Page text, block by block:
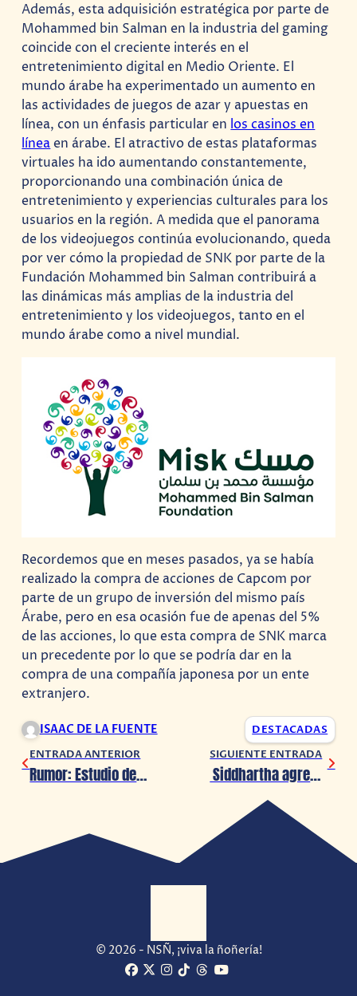
Además, esta adquisición estratégica por parte de
Mohammed bin Salman en la industria del gaming
coincide con el creciente interés en el
entretenimiento digital en Medio Oriente. El
mundo árabe ha experimentado un aumento en
las actividades de juegos de azar y apuestas en
línea, con un énfasis particular en los casinos en
líneaen árabe. El atractivo de estas plataformas
virtuales ha ido aumentando constantemente,
proporcionando una combinación única de
entretenimiento y experiencias culturales para los
usuarios en la región. A medida que el panorama
de los videojuegos continúa evolucionando, queda
por ver cómo la propiedad de SNK por parte de la
Fundación Mohammed bin Salman contribuirá a
las dinámicas más amplias de la industria del
entretenimiento y los videojuegos, tanto en el
mundo árabe como a nivel mundial.
Recordemos que en meses pasados, ya se había
realizado la compra de acciones de Capcom por
parte de un grupo de inversión del mismo país
Árabe, pero en esa ocasión fue de apenas del 5%
de las acciones, lo que esta compra de SNK marca
un precedente por lo que se podría dar en la
compra de una compañía japonesa por un ente
extranjero.
ISAAC DE LA FUENTE
DESTACADAS
ENTRADA ANTERIOR
Rumor: Estudio detrás de Days Gone trabaja en un Syphon Filter
SIGUIENTE ENTRADA
Siddhartha agrega a Monterrey a su 00:00 Tour
© 2026 - NSÑ, ¡viva la ñoñería!